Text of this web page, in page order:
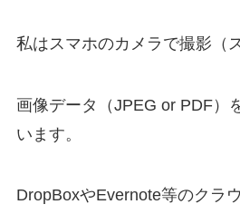
私はスマホのカメラで撮影（
画像データ（JPEG or PDF）
います。
DropBoxやEvernote等のクラ